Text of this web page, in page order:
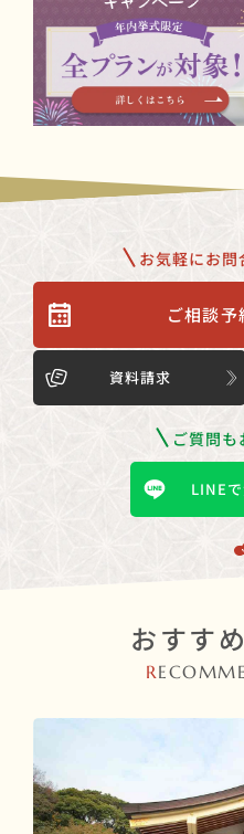
お気軽にお問
ご相談予
資料請求
ご質問も
LINE
おすす
R